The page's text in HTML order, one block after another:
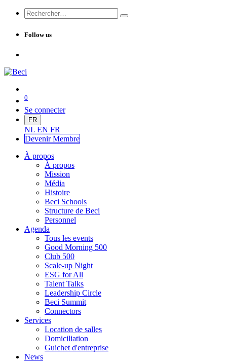
Follow us
0
Se connecter
FR
NL EN FR
Devenir Membre
À propos
À propos
Mission
Média
Histoire
Beci Schools
Structure de Beci
Personnel
Agenda
Tous les events
Good Morning 500
Club 500
Scale-up Night
ESG for All
Talent Talks
Leadership Circle
Beci Summit
Connectors
Services
Location de salles
Domiciliation
Guichet d'entreprise
News